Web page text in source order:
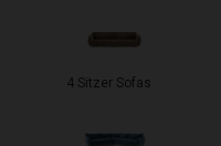
4 Sitzer Sofas